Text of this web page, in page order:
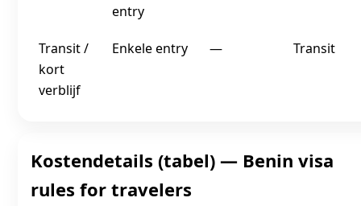
entry
Transit /
kort
verblijf
Enkele entry — Transit
Kostendetails (tabel) — Benin visa
rules for travelers